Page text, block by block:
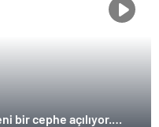
bir cephe açılıyor.